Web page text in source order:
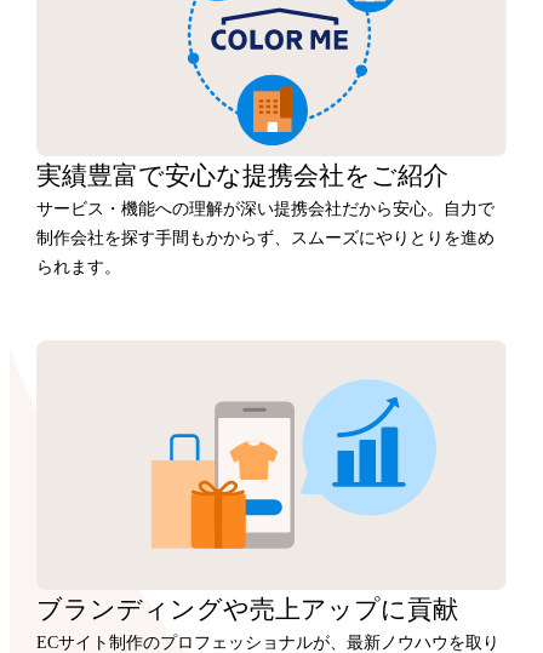
実績豊富で安心な提携会社を ご紹介
サービス・機能への理解が深い提携会社だから安心。自力で
制作会社を探す手間もかからず、スムーズにやりとりを進め
られます。
ブランディングや売上アップに貢献
ECサイト制作のプロフェッショナルが、最新ノウハウを取り